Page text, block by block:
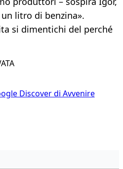
litro di benzina».
si dimentichi del perché
Discover di Avvenire